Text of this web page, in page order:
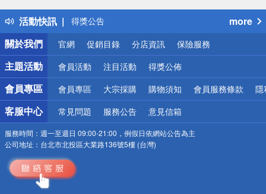
活動快訊
詐騙網頁！請小心！
得獎公告
熱門話題
銀行優惠
偏遠地區配送
詐騙網頁！請小心！
more
關於我們
官網 促銷目錄 分店資訊 保險服務
主題活動 會員活動 注目活動 得獎公佈
會員專區 會員專區 大宗採購 購物須知 會員服務條款 隱
客服中心 常見問題 服務公告 意見信箱
服務時間： 週一至週日 09:00-21:00，例假日依網站公告為主
公司地址： 台北市北投區大業路136號5樓 (台灣)